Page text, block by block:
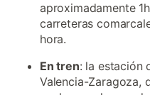
aproximadamente
carreteras
hora.
En tren: la estación
Valencia-Zaragoza,